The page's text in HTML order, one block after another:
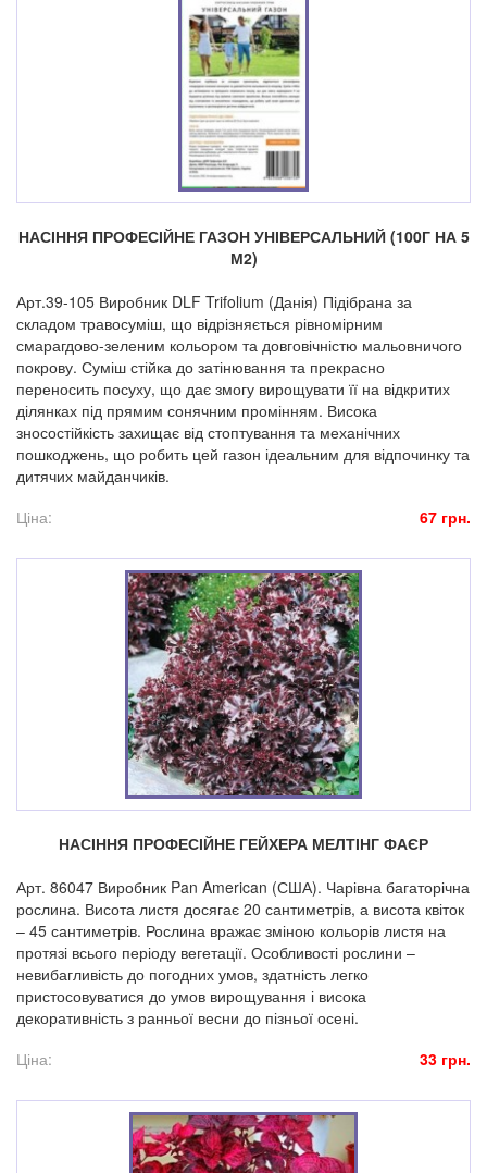
НАСІННЯ ПРОФЕСІЙНЕ ГАЗОН УНІВЕРСАЛЬНИЙ (100Г НА 5
М2)
Арт.39-105 Виробник DLF Trifolium (Данія) Підібрана за
складом травосуміш, що відрізняється рівномірним
смарагдово-зеленим кольором та довговічністю мальовничого
покрову. Суміш стійка до затінювання та прекрасно
переносить посуху, що дає змогу вирощувати її на відкритих
ділянках під прямим сонячним промінням. Висока
зносостійкість захищає від стоптування та механічних
пошкоджень, що робить цей газон ідеальним для відпочинку та
дитячих майданчиків.
Ціна:
67 грн.
НАСІННЯ ПРОФЕСІЙНЕ ГЕЙХЕРА МЕЛТІНГ ФАЄР
Арт. 86047 Виробник Pan American (США). Чарівна багаторічна
рослина. Висота листя досягає 20 сантиметрів, а висота квіток
– 45 сантиметрів. Рослина вражає зміною кольорів листя на
протязі всього періоду вегетації. Особливості рослини –
невибагливість до погодних умов, здатність легко
пристосовуватися до умов вирощування і висока
декоративність з ранньої весни до пізньої осені.
Ціна:
33 грн.